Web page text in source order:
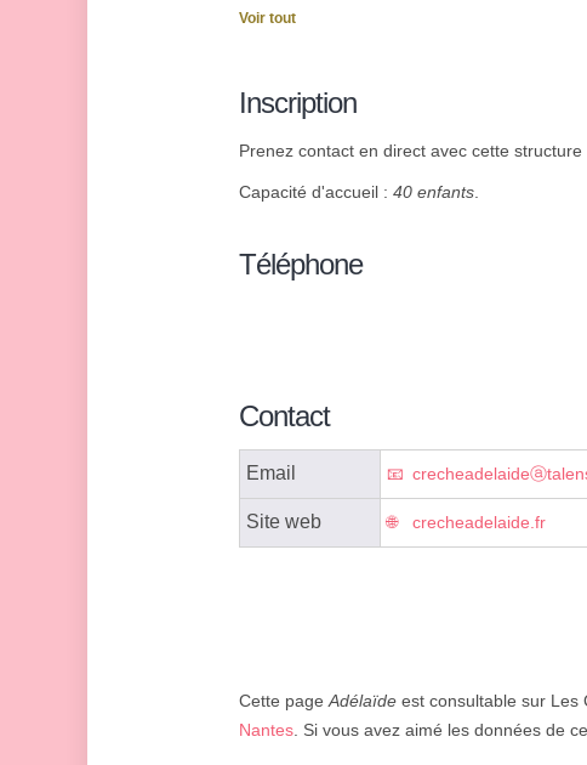
Voir tout
Inscription
Prenez contact en direct avec cette
Capacité d'accueil : 40 enfants.
Téléphone
Contact
Email
Site web crecheadelaide.fr
Cette pageAdélaïde est consultable sur Les
Nantes. Si vous avez aimé les données de